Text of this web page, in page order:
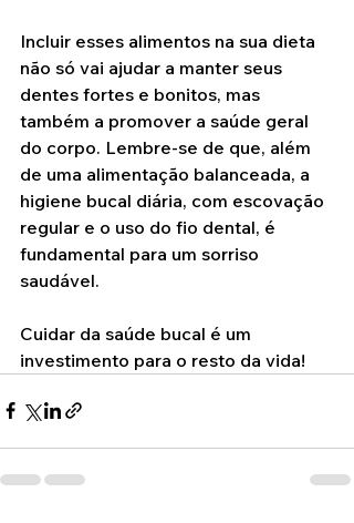
Incluir esses alimentos na sua dieta
não só vai ajudar a manter seus
dentes fortes e bonitos, mas
também a promover a saúde geral
do corpo. Lembre-se de que, além
de uma alimentação balanceada, a
higiene bucal diária, com escovação
regular e o uso do fio dental, é
fundamental para um sorriso
saudável.
Cuidar da saúde bucal é um
investimento para o resto da vida!